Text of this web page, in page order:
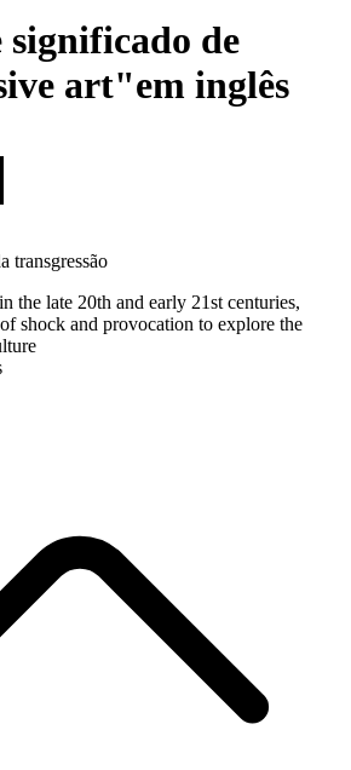
significado de
art"em inglês
transgressão
the late 20th and early 21st centuries,
shock and provocation to explore the